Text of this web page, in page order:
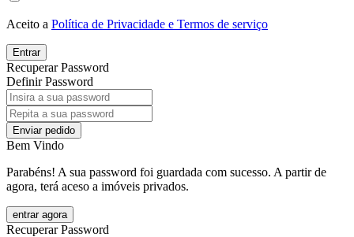
Aceito a Política de Privacidade e Termos de serviço
Entrar
Recuperar Password
Definir Password
Enviar pedido
Bem Vindo
Parabéns! A sua password foi guardada com sucesso. A partir de
agora, terá aceso a imóveis privados.
entrar agora
Recuperar Password